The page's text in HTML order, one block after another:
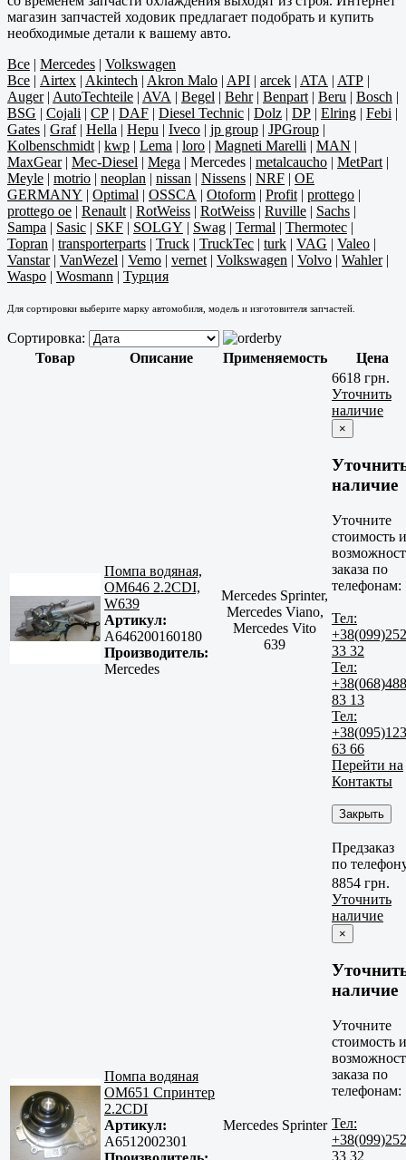
магазин запчастей ходовик предлагает подобрать и купить
необходимые детали к вашему авто.
Все | Mercedes | Volkswagen
Все | Airtex | Akintech | Akron Malo | API | arcek | ATA | ATP |
Auger| AutoTechteile | AVA | Begel | Behr| Benpart | Beru | Bosch |
BSG | Cojali | CP | DAF | Diesel Technic | Dolz | DP | Elring | Febi |
Gates | Graf| Hella | Hepu | Iveco | jp group | JPGroup |
Kolbenschmidt | kwp | Lema | loro | Magneti Marelli | MAN |
MaxGear| Mec-Diesel | Mega | Mercedes | metalcaucho | MetPart |
Meyle | motrio | neoplan | nissan | Nissens | NRF | OE
GERMANY | Optimal | OSSCA | Otoform | Profit | prottego |
prottego oe | Renault | RotWeiss | RotWeiss | Ruville | Sachs |
Sampa | Sasic | SKF | SOLGY | Swag | Termal | Thermotec |
Topran | transporterparts | Truck | TruckTec | turk | VAG | Valeo |
Vanstar| VanWezel | Vemo | vernet | Volkswagen | Volvo | Wahler|
Waspo | Wosmann | Турция
Для сортировки выберите марку автомобиля, модель и изготовителя запчастей.
Сортировка:
Товар
Описание Применяемость Цена
Помпа водяная,
OM646 2.2CDI,
W639
Артикул:
A646200160180
Производитель:
Mercedes
Mercedes Sprinter,
Mercedes Viano,
Mercedes Vito
639
6618 грн.
Уточнить
наличие
×
наличие
Уточните
стоимость и
заказа по
телефонам:
Тел:
+38(099)252
33 32
Тел:
+38(068)488
83 13
Тел:
+38(095)123
63 66
Перейти на
Контакты
Закрыть
Предзаказ
по
Помпа водяная
OM651 Спринтер
2.2CDI
Артикул:
A6512002301
Mercedes Sprinter
8854 грн.
Уточнить
наличие
×
наличие
Уточните
стоимость и
заказа по
телефонам:
Тел:
+38(099)252
33 32